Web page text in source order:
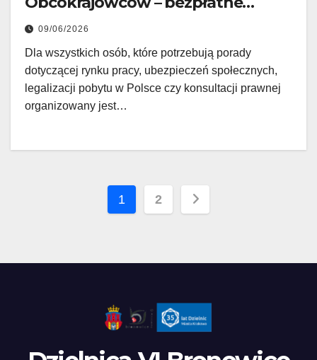
konsultacje z ekspertami!
09/06/2026
Dla wszystkich osób, które potrzebują porady
dotyczącej rynku pracy, ubezpieczeń społecznych,
legalizacji pobytu w Polsce czy konsultacji prawnej
organizowany jest…
Stronicowanie
1 2